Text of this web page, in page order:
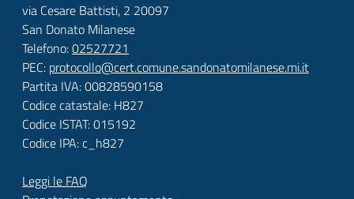
via Cesare Battisti, 2 20097
San Donato Milanese
Telefono:02527721
PEC: protocollo@cert.comune.sandonatomilanese.mi.it
Partita IVA: 00828590158
Codice catastale: H827
Codice ISTAT: 015192
Codice IPA: c_h827
Leggi le FAQ